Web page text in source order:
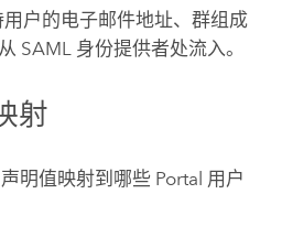
用户的电子邮件地址、群组成
SAML身份提供者处流入。
射
明值映射到哪些 Portal 用户